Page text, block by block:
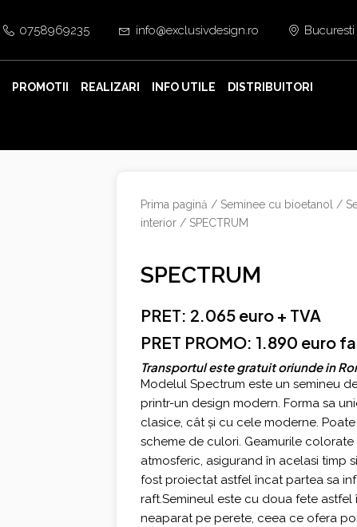
0758969235 info@exclusivdesign.ro Bucuresti
PROMOTII REALIZARI INFO UTILE DISTRIBUITORI
Prima pagină / Seminee cu bioetanol /
interior / SPECTRUM
SPECTRUM
PRET: 2.065 euro + TVA
PRET PROMO: 1.890 euro
Transportul este gratuit oriunde in
Modelul Spectrum este un semineu
printr-un design modern. Forma sa
clasice, cât și cu cele moderne.
scheme de culori. Geamurile
atmosferic, asigurand în acelasi timp
fost proiectat astfel încat partea sa
raft.Semineul este cu doua fete
neaparat pe perete, ceea ce ofera